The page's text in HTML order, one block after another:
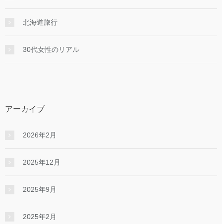
北海道旅行
30代女性のリアル
アーカイブ
2026年2月
2025年12月
2025年9月
2025年2月